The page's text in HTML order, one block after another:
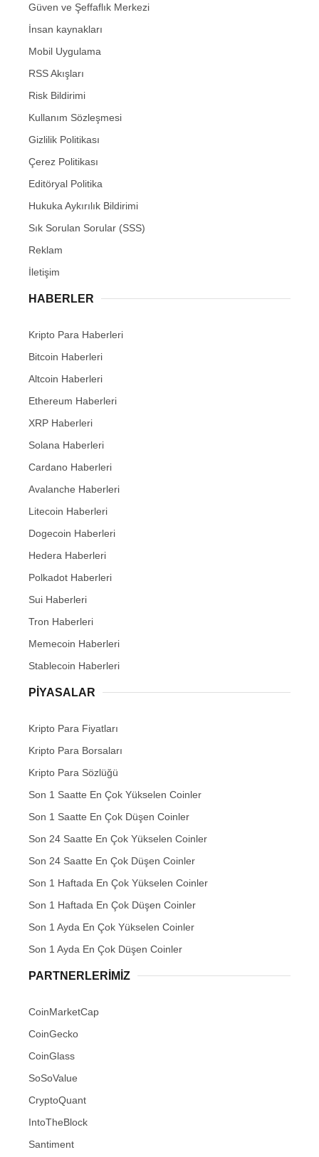
Güven ve Şeffaflık Merkezi
İnsan kaynakları
Mobil Uygulama
RSS Akışları
Risk Bildirimi
Kullanım Sözleşmesi
Gizlilik Politikası
Çerez Politikası
Editöryal Politika
Hukuka Aykırılık Bildirimi
Sık Sorulan Sorular (SSS)
Reklam
İletişim
HABERLER
Kripto Para Haberleri
Bitcoin Haberleri
Altcoin Haberleri
Ethereum Haberleri
XRP Haberleri
Solana Haberleri
Cardano Haberleri
Avalanche Haberleri
Litecoin Haberleri
Dogecoin Haberleri
Hedera Haberleri
Polkadot Haberleri
Sui Haberleri
Tron Haberleri
Memecoin Haberleri
Stablecoin Haberleri
PIYASALAR
Kripto Para Fiyatları
Kripto Para Borsaları
Kripto Para Sözlüğü
Son 1 Saatte En Çok Yükselen Coinler
Son 1 Saatte En Çok Düşen Coinler
Son 24 Saatte En Çok Yükselen Coinler
Son 24 Saatte En Çok Düşen Coinler
Son 1 Haftada En Çok Yükselen Coinler
Son 1 Haftada En Çok Düşen Coinler
Son 1 Ayda En Çok Yükselen Coinler
Son 1 Ayda En Çok Düşen Coinler
PARTNERLERIMIZ
CoinMarketCap
CoinGecko
CoinGlass
SoSoValue
CryptoQuant
IntoTheBlock
Santiment